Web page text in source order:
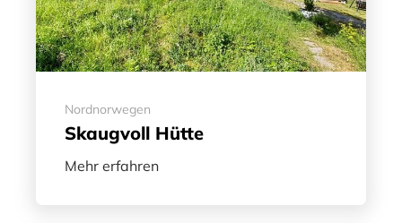
Nordnorwegen
Skaugvoll Hütte
Mehr erfahren